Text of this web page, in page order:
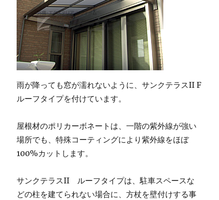
雨が降っても窓が濡れないように、サンクテラスII F
ルーフタイプを付けています。
屋根材のポリカーボネートは、一階の紫外線が強い
場所でも、特殊コーティングにより紫外線をほぼ
100%カットします。
サンクテラスII ルーフタイプは、駐車スペースな
どの柱を建てられない場合に、方杖を壁付けする事